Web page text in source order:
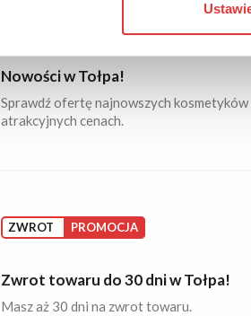
PROMOCJA
Nowości w Tołpa!
Sprawdź ofertę najnowszych kosmetyków
atrakcyjnych cenach.
ZWROT PROMOCJA
Zwrot towaru do 30 dni w Tołpa!
Masz aż 30 dni na zwrot towaru.